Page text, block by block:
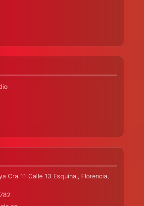
Cra 11 Calle 13 Esquina,, Florencia,